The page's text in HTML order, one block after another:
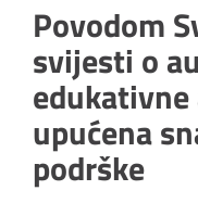
Povodom
svijesti o
upućena
podrške